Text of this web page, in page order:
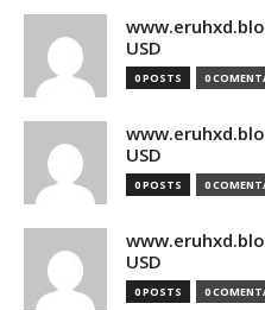
USD
0 POSTS 0
USD
0 POSTS 0
USD
0 POSTS 0